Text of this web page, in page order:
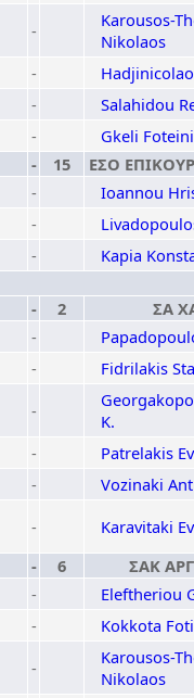
-
Karousos-
Nikolaos
-
-
Salahidou
-
Gkeli Foteini
- 15
ΕΣΟ
-
Ioannou
-
-
Kapia
- 2
ΣΑ
-
-
Fidrilakis
-
K.
-
Patrelakis
-
Vozinaki
-
Karavitaki
- 6
ΣΑΚ
-
Eleftheriou
-
Kokkota
-
Karousos-
Nikolaos